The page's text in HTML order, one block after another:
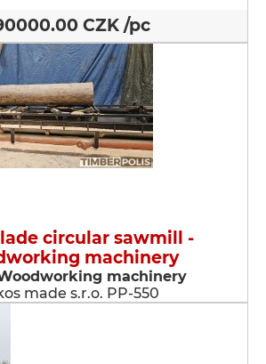
CZK /pc
circular sawmill -
machinery
machinery
made s.r.o. PP-550